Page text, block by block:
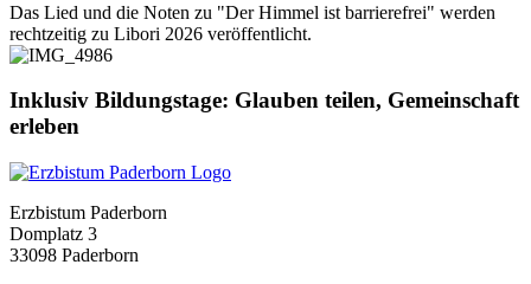
Das Lied und die Noten zu "Der Himmel ist barrierefrei" werden
rechtzeitig zu Libori 2026 veröffentlicht.
Inklusiv Bildungstage: Glauben teilen, Gemeinschaft
erleben
Erzbistum Paderborn
Domplatz 3
33098 Paderborn